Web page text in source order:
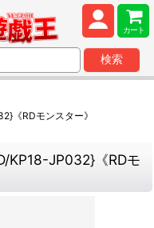
カート
検索
《RDモンスター》
KP18-JP032}《RDモ